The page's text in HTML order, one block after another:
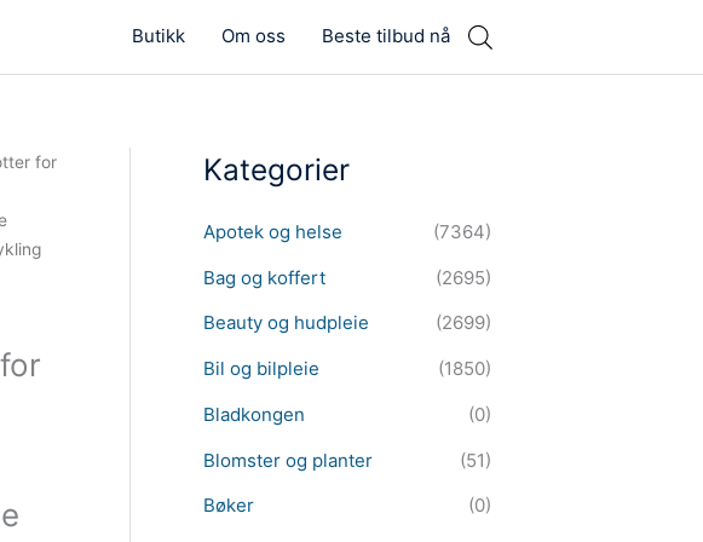
Butikk Om oss Beste tilbud nå
for
Kategorier
Apotek og helse
(7364)
Bag og koffert
(2695)
Beauty og hudpleie
(2699)
Bil og bilpleie
(1850)
Bladkongen
(0)
Blomster og planter
(51)
Bøker
(0)